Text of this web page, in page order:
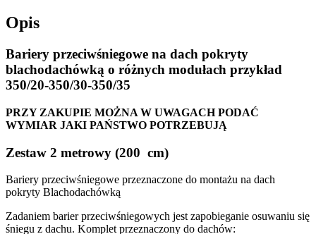
Opis
Bariery przeciwśniegowe na dach pokryty
blachodachówką o różnych modułach przykład
350/20-350/30-350/35
PRZY ZAKUPIE MOŻNA W UWAGACH PODAĆ
WYMIAR JAKI PAŃSTWO POTRZEBUJĄ
Zestaw 2 metrowy (200 cm)
Bariery przeciwśniegowe przeznaczone do montażu na dach
pokryty Blachodachówką
Zadaniem barier przeciwśniegowych jest zapobieganie osuwaniu się
śniegu z dachu. Komplet przeznaczony do dachów: